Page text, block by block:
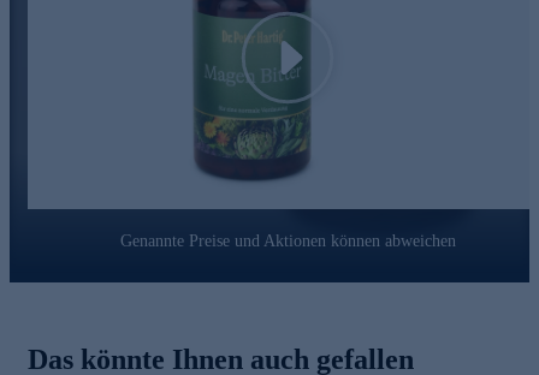
Seit knapp 40 Jahren steht der Name Dr. Peter Hartig® für die
Erforschung von Mikroalgen und die Entwicklung von
Nahrungsergänzungsmitteln. Seine Inspiration und Motivation
findet er in der Natur selbst – dem Wasser und den Pflanzen.
Gemeinsam mit seinem Wissenschaftsteam lässt er altes Wissen
und moderne Forschung harmonisch zusammenfließen. Diese
Erfahrung stellt er stets in den Dienst von sich und seinen
Play
Genannte Preise und Aktionen können abweichen
Das könnte Ihnen auch gefallen